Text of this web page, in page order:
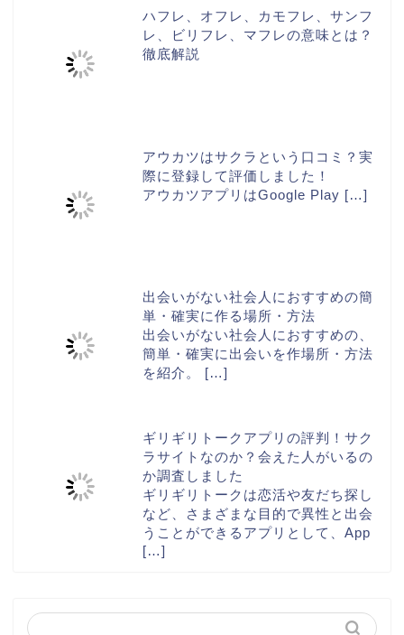
ハフレ、オフレ、カモフレ、サンフ
レ、ビリフレ、マフレの意味とは？
徹底解説
アウカツはサクラという口コミ？実
際に登録して評価しました！
アウカツアプリはGoogle Play […]
出会いがない社会人におすすめの簡
単・確実に作る場所・方法
出会いがない社会人におすすめの、
簡単・確実に出会いを作場所・方法
を紹介。 […]
ギリギリトークアプリの評判！サク
ラサイトなのか？会えた人がいるの
か調査しました
ギリギリトークは恋活や友だち探し
など、さまざまな目的で異性と出会
うことができるアプリとして、App
[…]